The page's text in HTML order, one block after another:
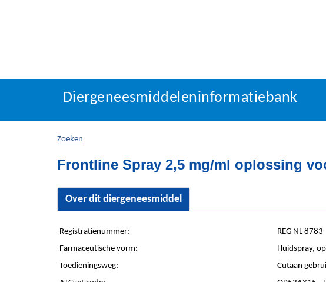
hier:
Diergeneesmiddeleninformatiebank
Zoeken
Frontline Spray 2,5 mg/ml oplossing
Over dit diergeneesmiddel
Registratienummer:
REG NL 8783
Farmaceutische vorm:
Huidspray,
Toedieningsweg:
Cutaan